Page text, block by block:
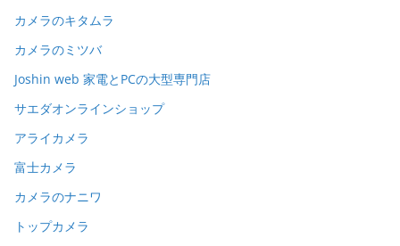
カメラのキタムラ
カメラのミツバ
Joshin web 家電とPCの大型専門店
サエダオンラインショップ
アライカメラ
富士カメラ
カメラのナニワ
トップカメラ